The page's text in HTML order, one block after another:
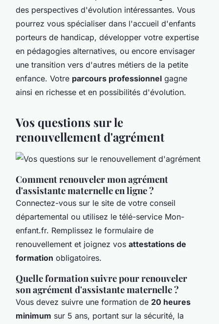
des perspectives d'évolution intéressantes. Vous
pourrez vous spécialiser dans l'accueil d'enfants
porteurs de handicap, développer votre expertise
en pédagogies alternatives, ou encore envisager
une transition vers d'autres métiers de la petite
enfance. Votre parcours professionnel gagne
ainsi en richesse et en possibilités d'évolution.
Vos questions sur le
renouvellement d'agrément
Comment renouveler mon agrément
d'assistante maternelle en ligne ?
Connectez-vous sur le site de votre conseil
départemental ou utilisez le télé-service Mon-
enfant.fr. Remplissez le formulaire de
renouvellement et joignez vos attestations de
formation obligatoires.
Quelle formation suivre pour renouveler
son agrément d'assistante maternelle ?
Vous devez suivre une formation de 20 heures
minimum sur 5 ans, portant sur la sécurité, la